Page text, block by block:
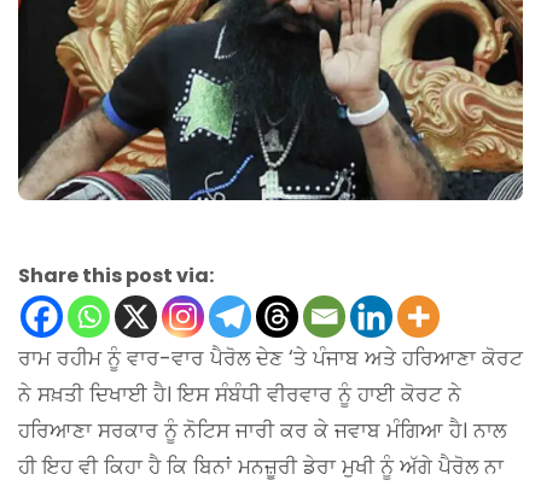
Share this post via:
ਰਾਮ ਰਹੀਮ ਨੂੰ ਵਾਰ-ਵਾਰ ਪੈਰੋਲ ਦੇਣ ‘ਤੇ ਪੰਜਾਬ ਅਤੇ ਹਰਿਆਣਾ ਕੋਰਟ
ਨੇ ਸਖ਼ਤੀ ਦਿਖਾਈ ਹੈ। ਇਸ ਸੰਬੰਧੀ ਵੀਰਵਾਰ ਨੂੰ ਹਾਈ ਕੋਰਟ ਨੇ
ਹਰਿਆਣਾ ਸਰਕਾਰ ਨੂੰ ਨੋਟਿਸ ਜਾਰੀ ਕਰ ਕੇ ਜਵਾਬ ਮੰਗਿਆ ਹੈ। ਨਾਲ
ਹੀ ਇਹ ਵੀ ਕਿਹਾ ਹੈ ਕਿ ਬਿਨਾਂ ਮਨਜ਼ੂਰੀ ਡੇਰਾ ਮੁਖੀ ਨੂੰ ਅੱਗੇ ਪੈਰੋਲ ਨਾ